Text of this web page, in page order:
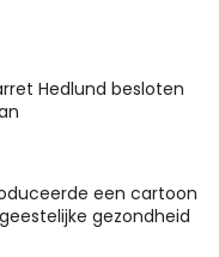
Hedlund besloten
een cartoon
gezondheid